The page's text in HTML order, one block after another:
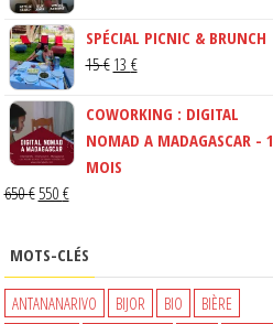
INITIAL
ÉTAIT :
ACTUEL
SPÉCIAL PICNIC & BRUNCH
15€ LE
INITIAL
ÉTAIT :
15 €.
13 €LE
ACTUEL
EST :
COWORKING : DIGITAL
NOMAD A MADAGASCAR - 1
MOIS
650€ LE
650 €.
550 €LE
ACTUEL
550 €.
MOTS-CLÉS
ANTANANARIVO BIJOR BIO
BIÈRE